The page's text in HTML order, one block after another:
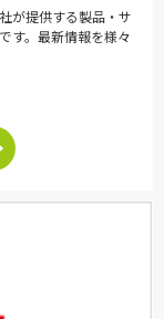
が提供する製品・サ
す。最新情報を様々